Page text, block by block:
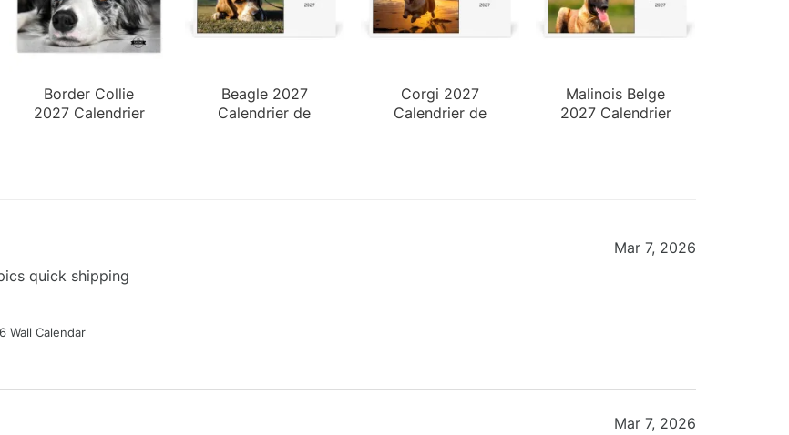
Border Collie
2027 Calendrier
Beagle 2027
Calendrier de
Corgi 2027
Calendrier de
Malinois Belge
2027 Calendrier
quick shipping
Wall Calendar
Mar 7, 2026
Mar 7, 2026